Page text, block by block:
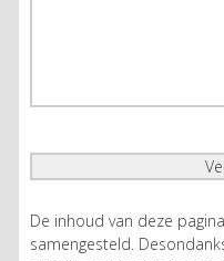
De inhoud van deze
samengesteld.